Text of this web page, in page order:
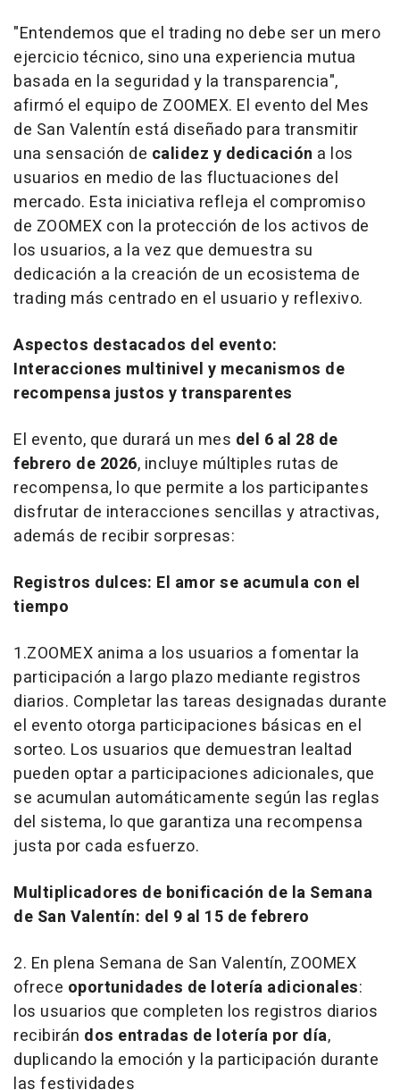
"Entendemos que el trading no debe ser un mero
ejercicio técnico, sino una experiencia mutua
basada en la seguridad y la transparencia",
afirmó el equipo de ZOOMEX. El evento del Mes
de San Valentín está diseñado para transmitir
una sensación de calidez y dedicación a los
usuarios en medio de las fluctuaciones del
mercado. Esta iniciativa refleja el compromiso
de ZOOMEX con la protección de los activos de
los usuarios, a la vez que demuestra su
dedicación a la creación de un ecosistema de
trading más centrado en el usuario y reflexivo.
Aspectos destacados del evento:
Interacciones multinivel y mecanismos de
recompensa justos y transparentes
El evento, que durará un mes del 6 al 28 de
febrero de 2026, incluye múltiples rutas de
recompensa, lo que permite a los participantes
disfrutar de interacciones sencillas y atractivas,
además de recibir sorpresas:
Registros dulces: El amor se acumula con el
tiempo
1.ZOOMEX anima a los usuarios a fomentar la
participación a largo plazo mediante registros
diarios. Completar las tareas designadas durante
el evento otorga participaciones básicas en el
sorteo. Los usuarios que demuestran lealtad
pueden optar a participaciones adicionales, que
se acumulan automáticamente según las reglas
del sistema, lo que garantiza una recompensa
justa por cada esfuerzo.
Multiplicadores de bonificación de la Semana
de San Valentín: del 9 al 15 de febrero
2. En plena Semana de San Valentín, ZOOMEX
ofrece oportunidades de lotería adicionales:
los usuarios que completen los registros diarios
recibirán dos entradas de lotería por día,
duplicando la emoción y la participación durante
las festividades